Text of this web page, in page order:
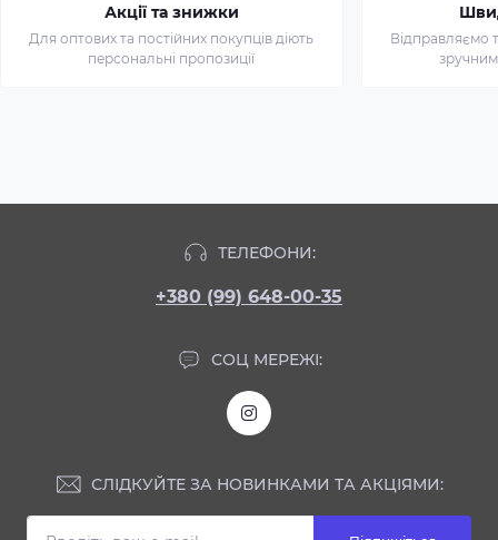
Акції та знижки
Для оптових та постійних покупців діють
персональні пропозиції
Відправляємо
ТЕЛЕФОНИ:
+380 (99) 648-00-35
СОЦ МЕРЕЖІ:
СЛІДКУЙТЕ ЗА НОВИНКАМИ ТА АКЦІЯМИ: